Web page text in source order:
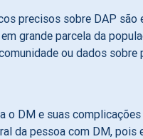
precisos sobre DAP
grande parcela da
ou dados
o DM e suas
da pessoa com DM, pois